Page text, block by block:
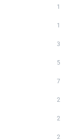
1
1
3
5
7
2
2
2